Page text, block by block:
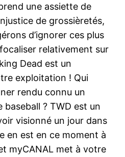
une assiette de
de grossièretés,
d’ignorer ces plus
relativement sur
Dead est un
exploitation ! Qui
rendu connu un
? TWD est un
visionné un jour dans
en est en ce moment à
myCANAL met à votre